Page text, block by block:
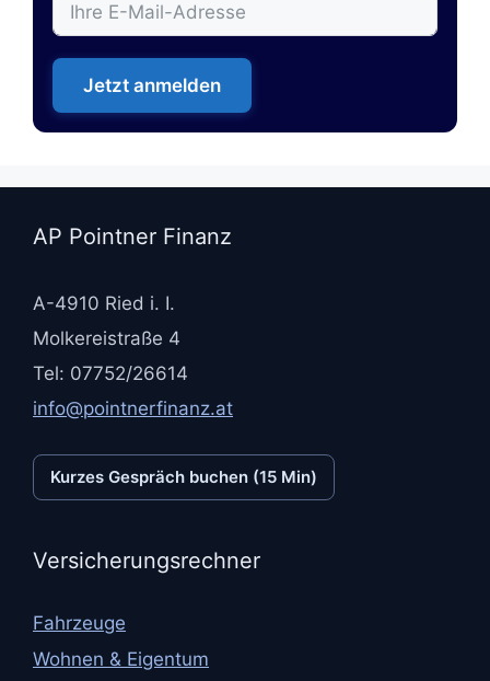
Jetzt anmelden
AP Pointner Finanz
A-4910 Ried i. I.
Molkereistraße 4
Tel: 07752/26614
info@pointnerfinanz.at
Kurzes Gespräch buchen (15 Min)
Versicherungsrechner
Fahrzeuge
Wohnen & Eigentum